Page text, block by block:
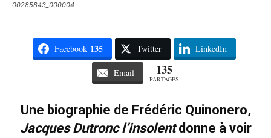
00285843_000004
Facebook 135 Twitter LinkedIn
Email 135
PARTAGES
Une biographie de Frédéric Quinonero,
Jacques Dutronc l’insolentdonne à voir